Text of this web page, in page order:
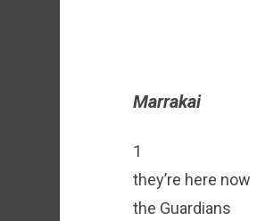
Marrakai
1
they’re here now
the Guardians